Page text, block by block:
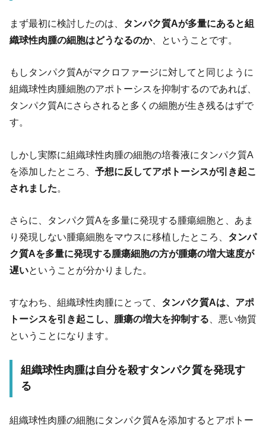
まず最初に検討したのは、 タンパク質Aが多量にあると組
織球性肉腫の細胞はどうなるのか、ということです。
もしタンパク質Aがマクロファージに対してと同じように
組織球性肉腫細胞のアポトーシスを抑制するのであれば、
タンパク質Aにさらされると多くの細胞が生き残るはずで
す。
しかし実際に組織球性肉腫の細胞の培養液にタンパク質A
を添加したところ、 予想に反してアポトーシスが引き起こ
されました
さらに、タンパク質Aを多量に発現する腫瘍細胞と、あま
り発現しない腫瘍細胞をマウスに移植したところ、 タンパ
ク質Aを多量に発現する腫瘍細胞の方が腫瘍の増大速度が
遅いということが分かりました。
すなわち、組織球性肉腫にとって、 タンパク質Aは、アポ
トーシスを引き起こし、腫瘍の増大を抑制する 、悪い物質
ということになります。
組織球性肉腫は自分を殺すタンパク質を発現す
る
組織球性肉腫の細胞にタンパク質Aを添加するとアポトー